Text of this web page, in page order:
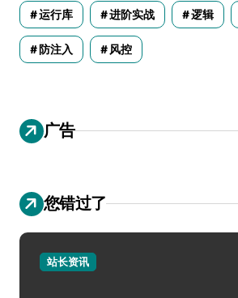
运行库 进阶实战 逻辑
防注入 风控
广告
您错过了
站长资讯